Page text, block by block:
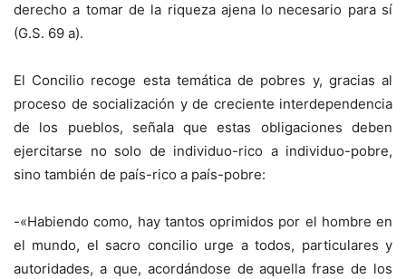
derecho a tomar de la riqueza ajena lo necesario para sí
(G.S. 69 a).
El Concilio recoge esta temática de pobres y, gracias al
proceso de socialización y de creciente interdependencia
de los pueblos, señala que estas obligaciones deben
ejercitarse no solo de individuo-rico a individuo-pobre,
sino también de país-rico a país-pobre:
-«Habiendo como, hay tantos oprimidos por el hombre en
el mundo, el sacro concilio urge a todos, particulares y
autoridades, a que, acordándose de aquella frase de los